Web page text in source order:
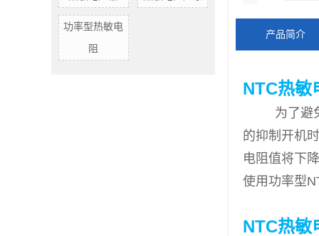
功率型热敏电
阻
产品简介
NTC热敏
为了避免
的抑制开机
电阻值将下
使用功率型
NTC热敏